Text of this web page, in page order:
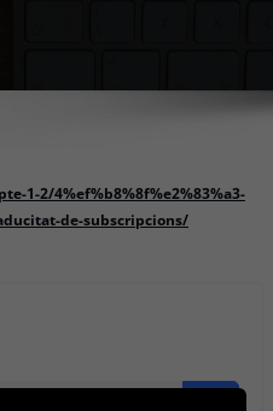
1-2/4%ef%b8%8f%e2%83%a3-
de-subscripcions/